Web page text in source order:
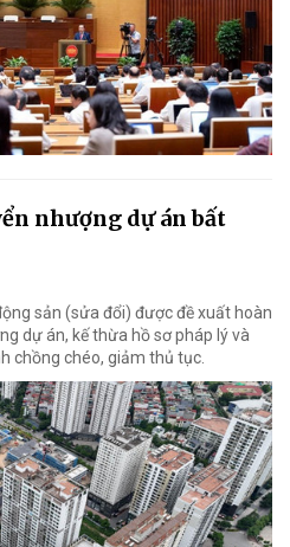
nhượng dự án bất
sản (sửa đổi) được đề xuất hoàn
dự án, kế thừa hồ sơ pháp lý và
chồng chéo, giảm thủ tục.